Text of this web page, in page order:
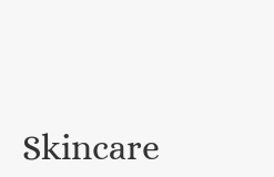
Skincare